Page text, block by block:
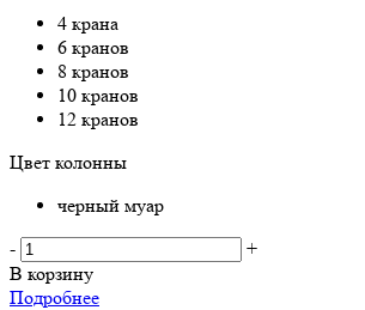
4 крана
6 кранов
8 кранов
10 кранов
12 кранов
Цвет колонны
черный муар
-
+
В корзину
Подробнее